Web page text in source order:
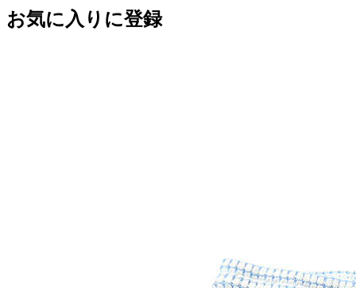
お気に入りに登録